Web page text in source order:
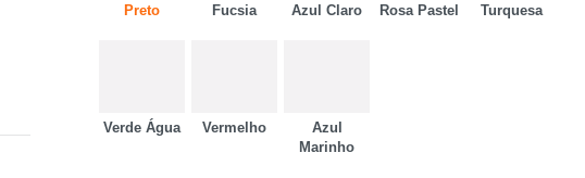
Preto Fucsia Azul Claro Rosa Pastel Turquesa
Verde Água Vermelho
Azul
Marinho